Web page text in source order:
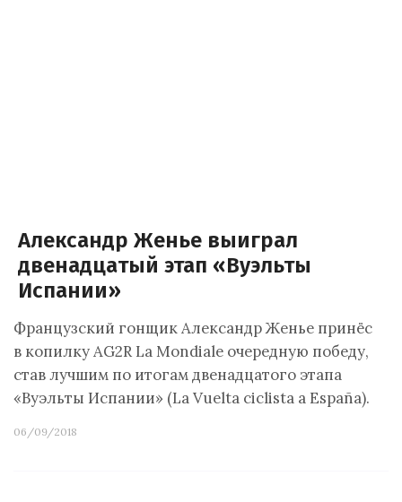
Александр Женье выиграл
двенадцатый этап «Вуэльты
Испании»
Французский гонщик Александр Женье принёс
в копилку AG2R La Mondiale очередную победу,
став лучшим по итогам двенадцатого этапа
«Вуэльты Испании» (La Vuelta ciclista a España).
06/09/2018